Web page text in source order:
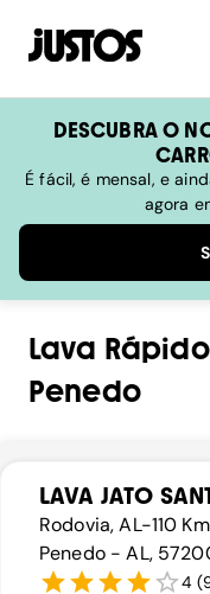
DESCUBRA O
É fácil, é mensal, e
agora
Lava Rápido
Penedo
LAVA JATO
Rodovia, AL-110
Penedo - AL,
4 (